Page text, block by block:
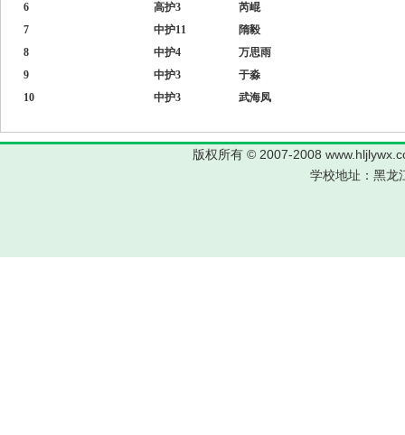
6
高护3
芮崐
7
中护11
隋毅
8
中护4
万思雨
9
中护3
于淼
10
中护3 武海凤
版权所有 © 2007-2008
学校地址：黑龙